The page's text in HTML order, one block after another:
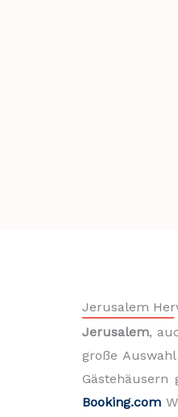
Jerusalem
Jerusalem,
große
Booking.com